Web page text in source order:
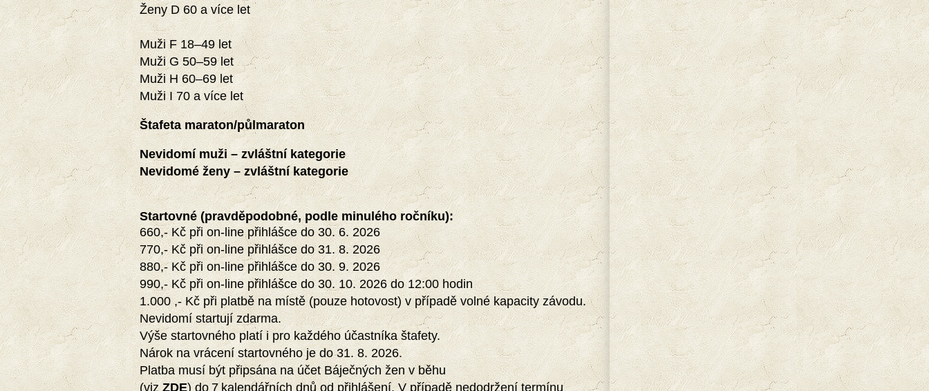
Ženy D 60 a více let
Muži F 18–49 let
Muži G 50–59 let
Muži H 60–69 let
Muži I 70 a více let
Štafeta maraton/půlmaraton
Nevidomí muži – zvláštní kategorie
Nevidomé ženy – zvláštní kategorie
Startovné (pravděpodobné, podle minulého ročníku):
660,- Kč při on-line přihlášce do 30. 6. 2026
770,- Kč při on-line přihlášce do 31. 8. 2026
880,- Kč při on-line přihlášce do 30. 9. 2026
990,- Kč při on-line přihlášce do 30. 10. 2026 do 12:00 hodin
1.000 ,- Kč při platbě na místě (pouze hotovost) v případě volné kapacity závodu.
Nevidomí startují zdarma.
Výše startovného platí i pro každého účastníka štafety.
Nárok na vrácení startovného je do 31. 8. 2026.
Platba musí být připsána na účet Báječných žen v běhu
(vizZDE)do 7 kalendářních dnů od přihlášení. V případě nedodržení termínu